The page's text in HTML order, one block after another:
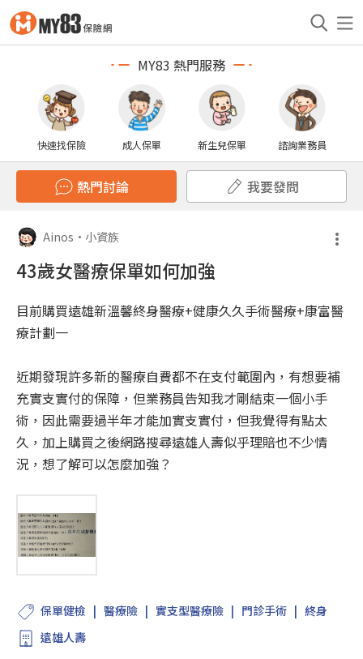
MY83 熱門服務
快速找保險 成人保單 新生兒保單 諮詢業務員
熱門討論 我要發問
Ainos • 小資族
43歲女醫療保單如何加強
目前購買遠雄新溫馨終身醫療+健康久久手術醫療+康富醫
療計劃一
近期發現許多新的醫療自費都不在支付範圍內，有想要補
充實支實付的保障，但業務員告知我才剛結束一個小手
術，因此需要過半年才能加實支實付，但我覺得有點太
久，加上購買之後網路搜尋遠雄人壽似乎理賠也不少情
況，想了解可以怎麼加強？
保單健檢 醫療險 實支型醫療險 門診手術
終身
遠雄人壽